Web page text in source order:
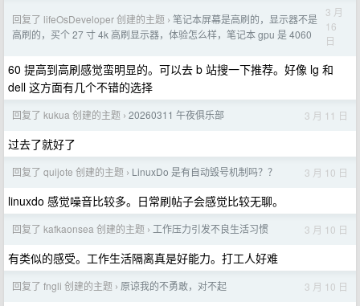
回复了 lifeOsDeveloper 创建的主题 › 笔记本屏幕是高刷的，显示器不是
高刷的，买个 27 寸 4k 高刷显示器，体验怎么样，笔记本 gpu 是 4060
3 月
16
日
60 提高到高刷感觉蛮明显的。可以去 b 站搜一下推荐。好像 lg 和
dell 这方面有几个不错的选择
回复了 kukua 创建的主题 › 20260311 午夜俱乐部 3 月 11 日
过去了就好了
回复了 quijote 创建的主题 › LinuxDo 是有自动毁号机制吗？？ 3 月 10 日
linuxdo 感觉噪音比较多。日常刷帖子会感觉比较无聊。
回复了 kafkaonsea 创建的主题 › 工作压力引发不良生活习惯 3 月 10 日
有类似的感受。工作生活隔离真是好能力。打工人好难
回复了 fngli 创建的主题 › 原谅我的不勇敢，对不起 3 月 10 日